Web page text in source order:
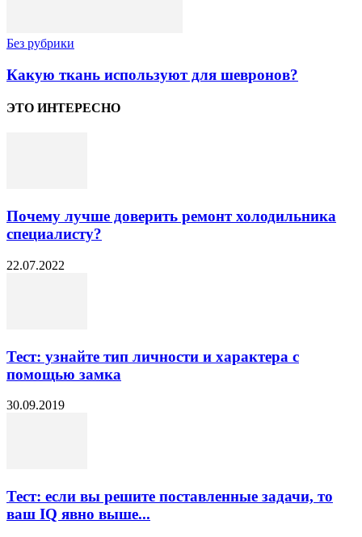
Без рубрики
Какую ткань используют для шевронов?
ЭТО ИНТЕРЕСНО
Почему лучше доверить ремонт холодильника
специалисту?
22.07.2022
Тест: узнайте тип личности и характера с
помощью замка
30.09.2019
Тест: если вы решите поставленные задачи, то
ваш IQ явно выше...